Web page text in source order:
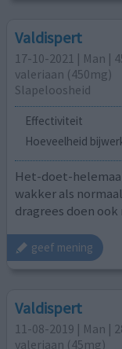
Valdispert
17-10-2021 | Man |
valeriaan (450mg)
Slapeloosheid
Effectiviteit
Hoeveelheid
Het-doet-
wakker als
dragrees doen
geef mening
Valdispert
11-08-2019 | Man |
valeriaan (45mg)